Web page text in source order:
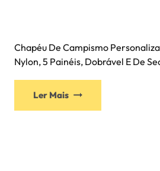
Chapéu De Campismo
Nylon, 5 Painéis, Dobrável E De
Ler Mais